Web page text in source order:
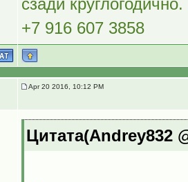
сзади круглогодично.
+7 916 607 3858
Apr 20 2016, 10:12 PM
Цитата(Andrey832